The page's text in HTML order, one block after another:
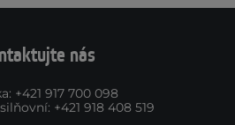
nás
: +421 917 700 098
: +421 918 408 519